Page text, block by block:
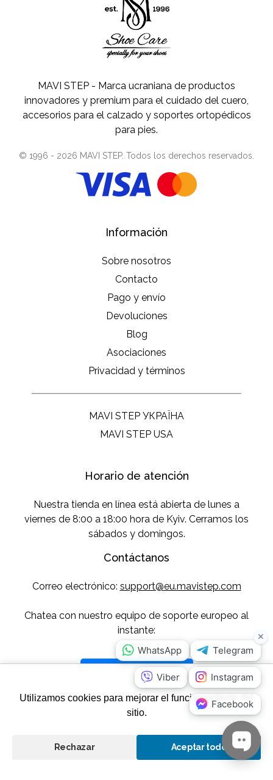
MAVI STEP - Marca ucraniana de productos
innovadores y premium para el cuidado del cuero,
accesorios para el calzado y soportes ortopédicos
para pies.
© 1996 - 2026 MAVI STEP. Todos los derechos reservados.
Información
Sobre nosotros
Contacto
Pago y envío
Devoluciones
Blog
Asociaciones
Privacidad y términos
MAVI STEP УКРАЇНА
MAVI STEP USA
Horario de atención
Nuestra tienda en línea está abierta de lunes a
viernes de 8:00 a 18:00 hora de Kyiv. Cerramos los
sábados y domingos.
Contáctanos
Correo electrónico: support@eu.mavistep.com
Chatea con nuestro equipo de soporte europeo al
instante:
Envíanos un mensaje
Síguenos
Utilizamos cookies para mejorar el funcionamiento del
sitio.
Rechazar Aceptar todo